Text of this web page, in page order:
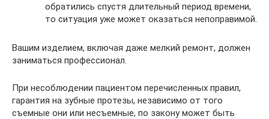
обратились спустя длительный период времени,
то ситуация уже может оказаться непоправимой.
Вашим изделием, включая даже мелкий ремонт, должен
заниматься профессионал.
При несоблюдении пациентом перечисленных правил,
гарантия на зубные протезы, независимо от того
съемные они или несъемные, по закону может быть